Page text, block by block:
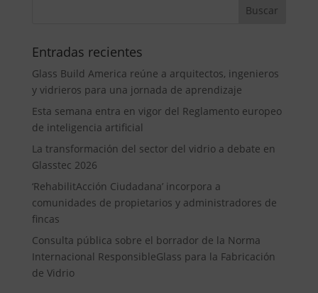
Entradas recientes
Glass Build America reúne a arquitectos, ingenieros
y vidrieros para una jornada de aprendizaje
Esta semana entra en vigor del Reglamento europeo
de inteligencia artificial
La transformación del sector del vidrio a debate en
Glasstec 2026
‘RehabilitAcción Ciudadana’ incorpora a
comunidades de propietarios y administradores de
fincas
Consulta pública sobre el borrador de la Norma
Internacional ResponsibleGlass para la Fabricación
de Vidrio